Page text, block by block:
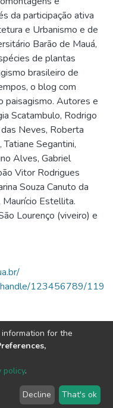
da participação ativa
e Urbanismo e de
Barão de Mauá,
de plantas
brasileiro de
o blog com
paisagismo. Autores e
Scatambulo, Rodrigo
Neves, Roberta
Segantini,
Alves, Gabriel
Vitor Rodrigues
Souza Canuto da
Maurício Estellita.
Lourenço (viveiro) e
handle/123456789/119
2026 LYRASIS
End User Agreement
for the
policy.
Decline That's ok